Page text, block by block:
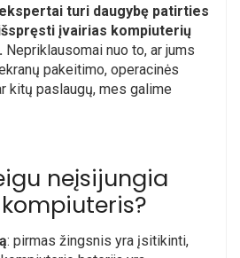
turi daugybę patirties
įvairias kompiuterių
Nepriklausomai nuo to, ar jums
pakeitimo, operacinės
kitų paslaugų, mes galime
neįsijungia
: pirmas žingsnis yra įsitikinti,